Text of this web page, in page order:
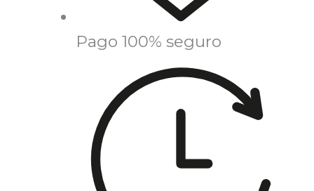
Pago 100% seguro